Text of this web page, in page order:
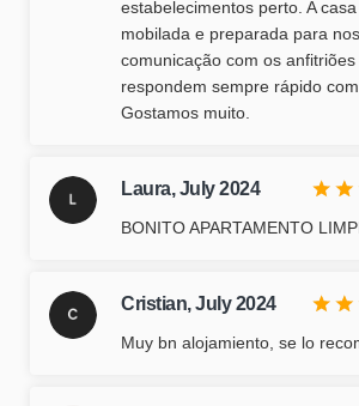
estabelecimentos perto. A
mobilada e preparada para
comunicação com os anfitriões
respondem sempre rápido com
Gostamos muito.
Laura,July 2024
BONITO APARTAMENTO
Cristian,July 2024
Muy bn alojamiento, se lo